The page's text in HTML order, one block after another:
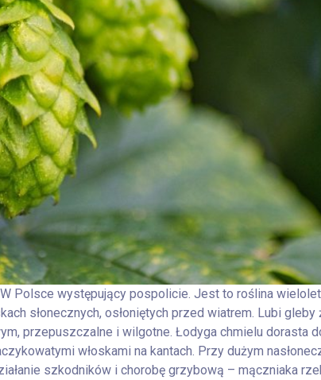
Polsce występujący pospolicie. Jest to roślina
słonecznych, osłoniętych przed wiatrem. Lubi gleby
przepuszczalne i wilgotne. Łodyga chmielu dorasta
włoskami na kantach. Przy dużym
szkodników i chorobę grzybową – mączniaka